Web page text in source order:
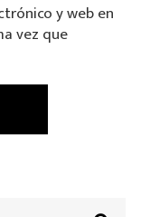
y web en
vez que